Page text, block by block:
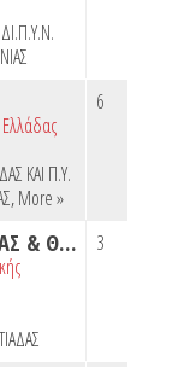
ΔΙ.Π.Υ.Ν.
ΚΑΙ Π.Υ.
,More »
6
ΠΕ.ΠΥ.Δ. ΑΝΑΤΟΛ. ΜΑΚΕΔΟΝΙΑΣ & ΘΡΑΚΗΣ 3